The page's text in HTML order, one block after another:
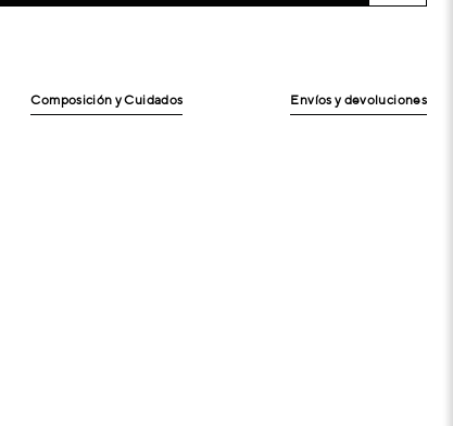
Composición y Cuidados Envíos y devoluciones